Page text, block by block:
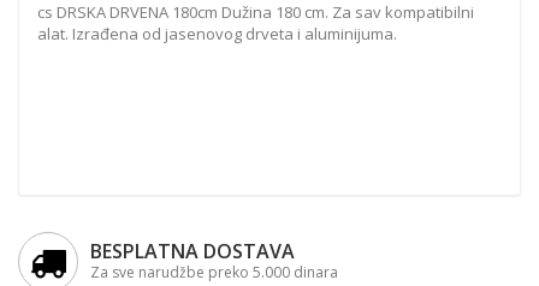
cs DRSKA DRVENA 180cm Dužina 180 cm. Za sav kompatibilni
alat. Izrađena od jasenovog drveta i aluminijuma.
BESPLATNA DOSTAVA
Za sve narudžbe preko 5.000 dinara